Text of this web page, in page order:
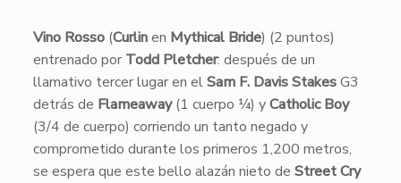
​Vino Rosso (Curlinen Mythical Bride) (2 puntos)
entrenado por Todd Pletcher: después de un
llamativo tercer lugar en elSam F. Davis StakesG3
detrás de Flameaway(1 cuerpo ¼) yCatholic Boy
(3/4 de cuerpo) corriendo un tanto negado y
comprometido durante los primeros 1,200 metros,
se espera que este bello alazán nieto de Street Cry